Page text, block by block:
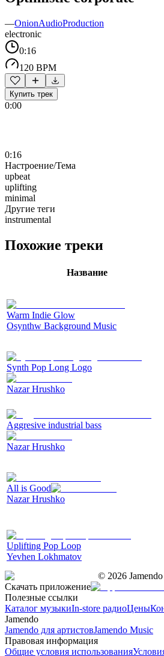
—OnionAudioProduction
electronic
0:16
120 BPM
Купить трек
0:00
0:16
Настроение/Тема
upbeat
uplifting
minimal
Другие теги
instrumental
Похожие треки
Название
Warm Indie Glow
Osynthw Background Music
Synth Pop Long Logo
Nazar Hrushko
Aggresive industrial bass
Nazar Hrushko
All is Good
Nazar Hrushko
Uplifting Pop Loop
Yevhen Lokhmatov
© 2026
Скачать приложение
Полезные ссылки
Каталог музыкиIn-store радиоЦены
Jamendo
Jamendo для артистовJamendo Music
Правовая информация
Общие условия использования